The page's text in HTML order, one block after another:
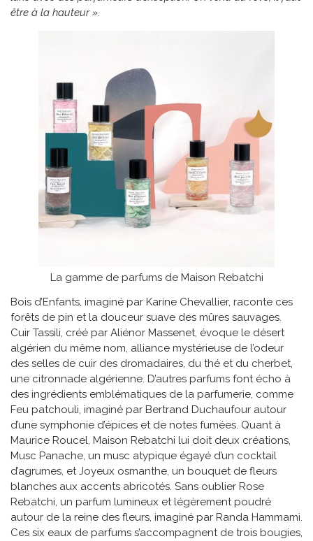
être à la hauteur ».
La gamme de parfums de Maison Rebatchi
Bois d’Enfants, imaginé par Karine Chevallier, raconte ces
forêts de pin et la douceur suave des mûres sauvages.
Cuir Tassili, créé par Aliénor Massenet, évoque le désert
algérien du même nom, alliance mystérieuse de l’odeur
des selles de cuir des dromadaires, du thé et du cherbet,
une citronnade algérienne. D’autres parfums font écho à
des ingrédients emblématiques de la parfumerie, comme
Feu patchouli, imaginé par Bertrand Duchaufour autour
d’une symphonie d’épices et de notes fumées. Quant à
Maurice Roucel, Maison Rebatchi lui doit deux créations,
Musc Panache, un musc atypique égayé d’un cocktail
d’agrumes, et Joyeux osmanthe, un bouquet de fleurs
blanches aux accents abricotés. Sans oublier Rose
Rebatchi, un parfum lumineux et légèrement poudré
autour de la reine des fleurs, imaginé par Randa Hammami.
Ces six eaux de parfums s’accompagnent de trois bougies,